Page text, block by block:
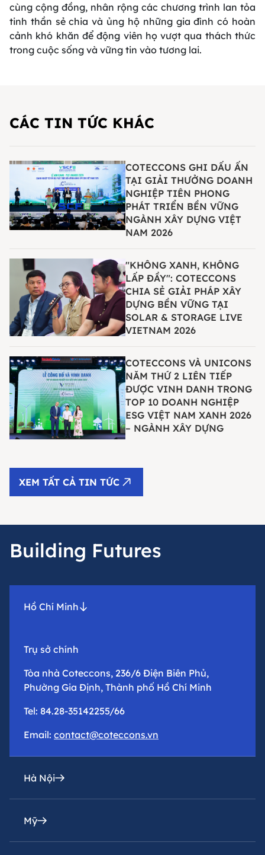
cùng cộng đồng, nhân rộng các chương trình lan tỏa
tinh thần sẻ chia và ủng hộ những gia đình có hoàn
cảnh khó khăn để động viên họ vượt qua thách thức
trong cuộc sống và vững tin vào tương lai.
CÁC TIN TỨC KHÁC
XEM TẤT CẢ TIN TỨC
COTECCONS GHI DẤU ẤN
TẠI GIẢI THƯỞNG DOANH
NGHIỆP TIÊN PHONG
PHÁT TRIỂN BỀN VỮNG
NGÀNH XÂY DỰNG VIỆT
NAM 2026
"KHÔNG XANH, KHÔNG
LẤP ĐẦY": COTECCONS
CHIA SẺ GIẢI PHÁP XÂY
DỰNG BỀN VỮNG TẠI
SOLAR & STORAGE LIVE
VIETNAM 2026
COTECCONS VÀ UNICONS
NĂM THỨ 2 LIÊN TIẾP
ĐƯỢC VINH DANH TRONG
TOP 10 DOANH NGHIỆP
ESG VIỆT NAM XANH 2026
– NGÀNH XÂY DỰNG
Building Futures
Hồ Chí Minh
Trụ sở chính
Tòa nhà Coteccons, 236/6 Điện Biên Phủ,
Phường Gia Định, Thành phố Hồ Chí Minh
Tel: 84.28-35142255/66
Email: contact@coteccons.vn
Hà Nội
Văn phòng đại diện
Tầng 8 – Tháp 2 – Tòa Capital Place – Số 29 Liễu
Mỹ